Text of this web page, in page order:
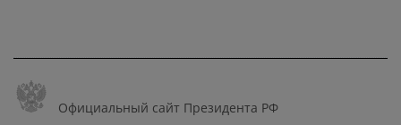
Официальный сайт Президента РФ